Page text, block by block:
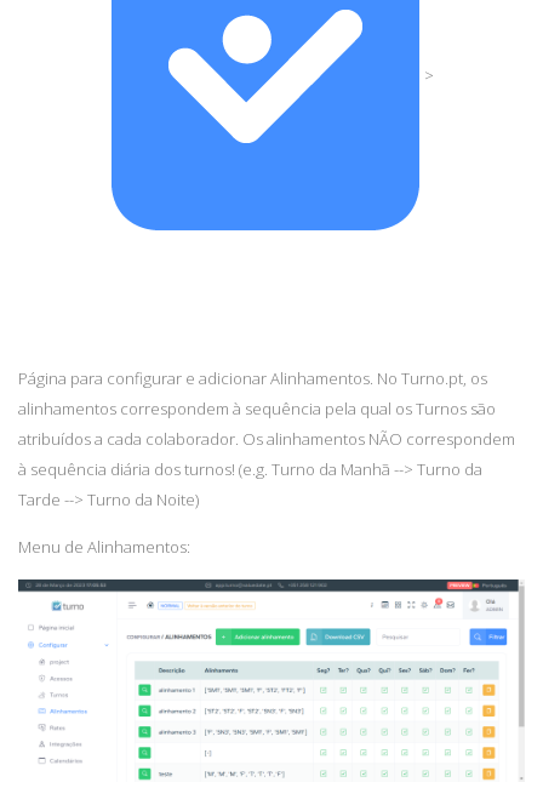
>
Página para configurar e adicionar Alinhamentos. No Turno.pt, os
alinhamentos correspondem à sequência pela qual os Turnos são
atribuídos a cada colaborador. Os alinhamentos NÃO correspondem
à sequência diária dos turnos! (e.g. Turno da Manhã --> Turno da
Tarde --> Turno da Noite)
Menu de Alinhamentos: